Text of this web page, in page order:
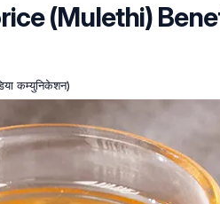
(Mulethi)
कम्युनिकेशन)